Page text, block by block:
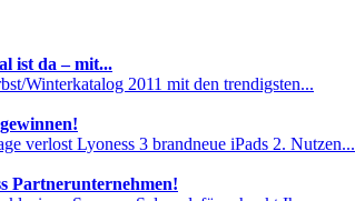
ist da – mit...
Winterkatalog 2011 mit den trendigsten...
verlost Lyoness 3 brandneue iPads 2. Nutzen...
Partnerunternehmen!